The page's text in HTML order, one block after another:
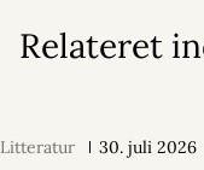
Relateret
Litteratur 30. juli 2026